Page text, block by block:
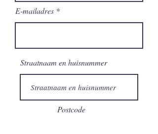
E-mailadres
Straatnaam en huisnummer
Postcode